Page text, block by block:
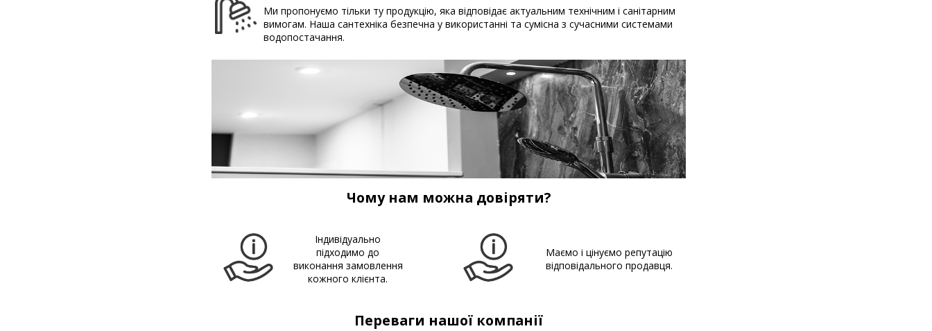
Ми пропонуємо тільки ту продукцію, яка відповідає актуальним технічним і санітарним
вимогам. Наша сантехніка безпечна у використанні та сумісна з сучасними системами
водопостачання.
Чому нам можна довіряти?
Індивідуально
підходимо до
виконання замовлення
кожного клієнта.
Маємо і цінуємо репутацію
відповідального продавця.
Переваги нашої компанії